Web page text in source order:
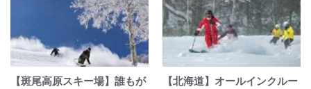
【斑尾高原スキー場】誰もが
【北海道】オールインクルー